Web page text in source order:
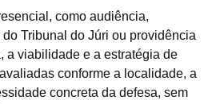
como audiência,
Tribunal do Júri ou providência
a viabilidade e a estratégia de
conforme a localidade, a
concreta da defesa, sem